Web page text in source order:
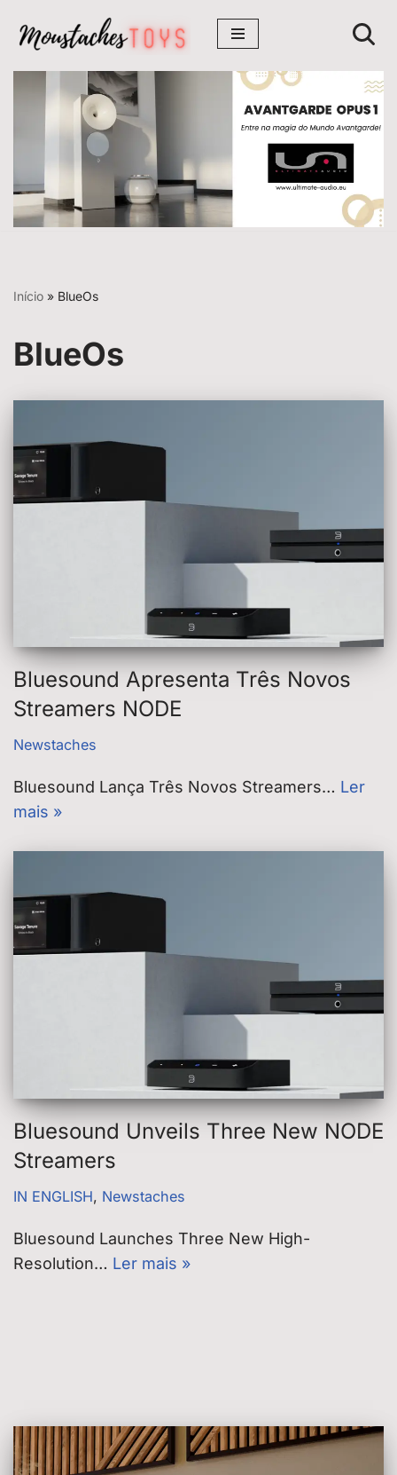
Avançar
para
conteúdo
Início » BlueOs
BlueOs
Bluesound Apresenta Três Novos
Streamers NODE
Newstaches
Bluesound Lança Três Novos Streamers… Ler
mais »
Bluesound Unveils Three New NODE
Streamers
IN ENGLISH, Newstaches
Bluesound Launches Three New High-
Resolution… Ler mais »